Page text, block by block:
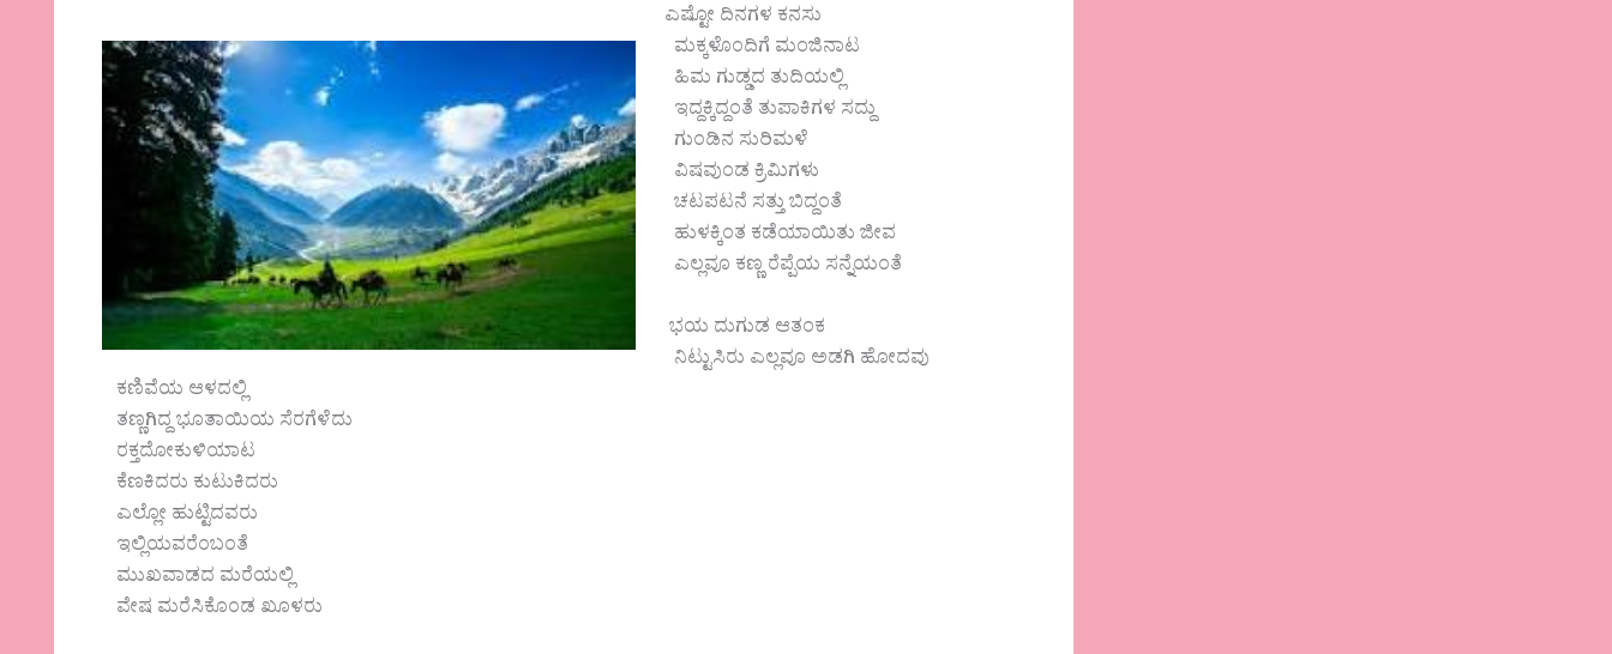
ಎಷ್ಟೋ ದಿನಗಳ ಕನಸು
ಮಕ್ಕಳೊಂದಿಗೆ ಮಂಜಿನಾಟ
ಹಿಮ ಗುಡ್ಡದ ತುದಿಯಲ್ಲಿ
ಇದ್ದಕ್ಕಿದ್ದಂತೆ ತುಪಾಕಿಗಳ ಸದ್ದು
ಗುಂಡಿನ ಸುರಿಮಳೆ
ವಿಷವುಂಡ ಕ್ರಿಮಿಗಳು
ಚಟಪಟನೆ ಸತ್ತು ಬಿದ್ದಂತೆ
ಹುಳಕ್ಕಿಂತ ಕಡೆಯಾಯಿತು ಜೀವ
ಎಲ್ಲವೂ ಕಣ್ಣ ರೆಪ್ಪೆಯ ಸನ್ನೆಯಂತೆ
ಭಯ ದುಗುಡ ಆತಂಕ
ನಿಟ್ಟುಸಿರು ಎಲ್ಲವೂ ಅಡಗಿ ಹೋದವು
ಕಣಿವೆಯ ಆಳದಲ್ಲಿ
ತಣ್ಣಗಿದ್ದ ಭೂತಾಯಿಯ ಸೆರಗೆಳೆದು
ರಕ್ತದೋಕುಳಿಯಾಟ
ಕೆಣಕಿದರು ಕುಟುಕಿದರು
ಎಲ್ಲೋ ಹುಟ್ಟಿದವರು
ಇಲ್ಲಿಯವರೆಂಬಂತೆ
ಮುಖವಾಡದ ಮರೆಯಲ್ಲಿ
ವೇಷ ಮರೆಸಿಕೊಂಡ ಖೂಳರು